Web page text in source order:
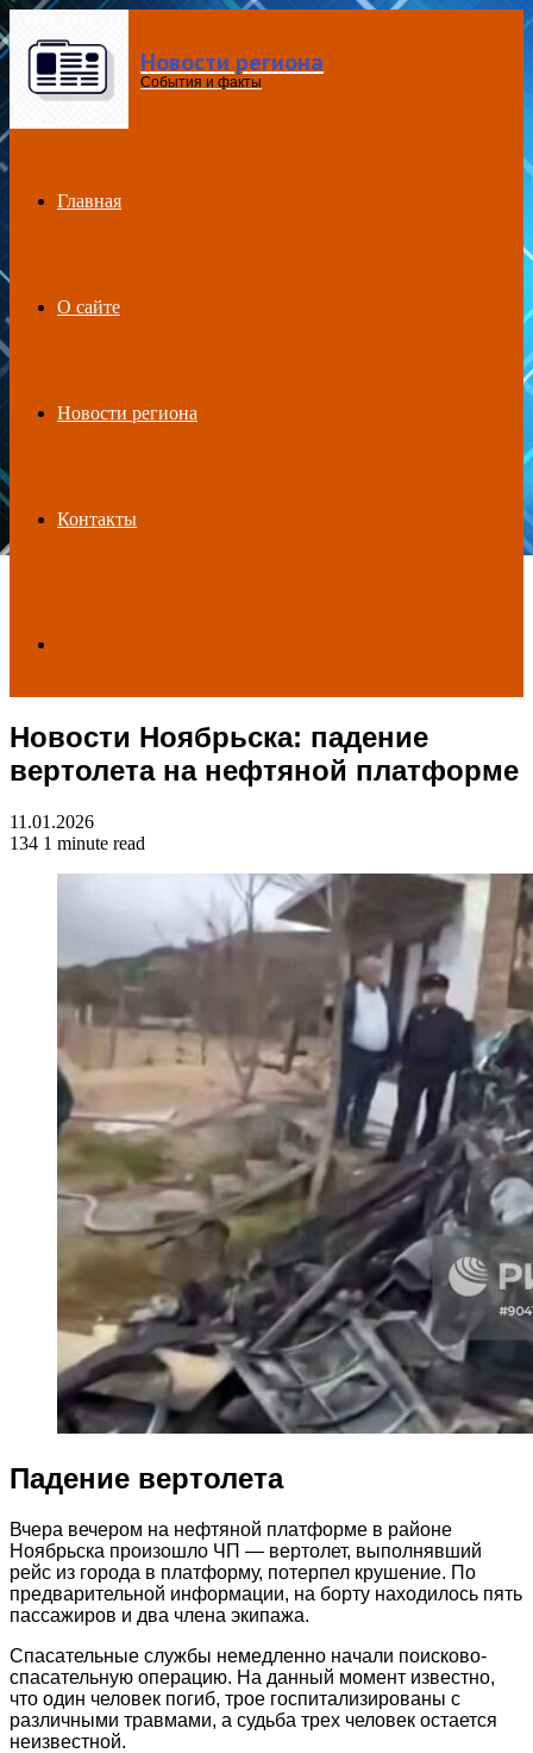
Menu Новости региона
События и факты
Главная
О сайте
Новости региона
Контакты
for
Новости Ноябрьска: падение
вертолета на нефтяной платформе
11.01.2026
134 1 minute read
Падение вертолета
Вчера вечером на нефтяной платформе в районе
Ноябрьска произошло ЧП — вертолет, выполнявший
рейс из города в платформу, потерпел крушение. По
предварительной информации, на борту находилось пять
пассажиров и два члена экипажа.
Спасательные службы немедленно начали поисково-
спасательную операцию. На данный момент известно,
что один человек погиб, трое госпитализированы с
различными травмами, а судьба трех человек остается
неизвестной.